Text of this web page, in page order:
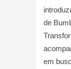
de
em